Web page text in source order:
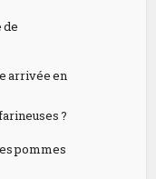
de
arrivée en
?
pommes